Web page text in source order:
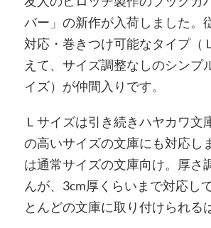
バー」の新作が入荷しました。
対応・巻きつけ可能なタイプ（
えて、サイズ調整なしのシンプ
イズ）が仲間入りです。
Ｌサイズは引き続きハヤカワ文
の高いサイズの文庫にも対応し
は通常サイズの文庫向け。厚さ
んが、3cm厚くらいまで対応し
とんどの文庫に取り付けられる